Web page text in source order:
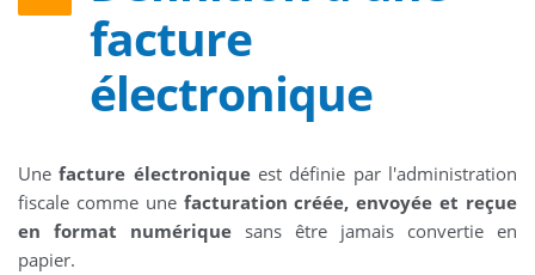
facture
électronique
Unefacture électroniqueest définie par l'administration
fiscale comme une facturation créée, envoyée et reçue
en format numérique sans être jamais convertie en
papier.